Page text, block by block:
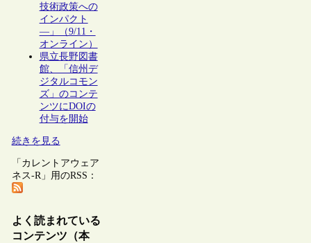
技術政策への
インパクト
―」（9/11・
オンライン）
県立長野図書
館、「信州デ
ジタルコモン
ズ」のコンテ
ンツにDOIの
付与を開始
続きを見る
「カレントアウェア
ネス-R」用のRSS：
よく読まれている
コンテンツ（本